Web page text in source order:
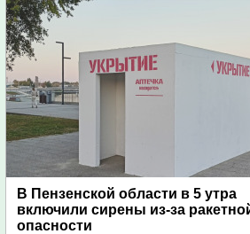
В Пензенской области в 5 утра
включили сирены из-за
опасности